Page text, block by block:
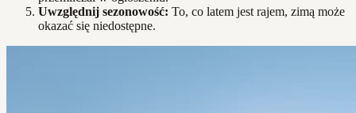
Uwzględnij sezonowość: To, co latem jest rajem, zimą może
okazać się niedostępne.